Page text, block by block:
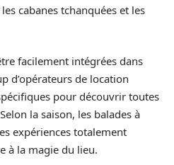
cabanes tchanquées et les
facilement intégrées dans
d’opérateurs de location
pour découvrir toutes
la saison, les balades à
expériences totalement
à la magie du lieu.